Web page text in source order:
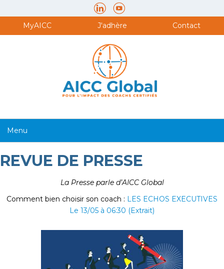
MyAICC J'adhère Contact
REVUE DE PRESSE
La Presse parle d’AICC Global
Comment bien choisir son coach : LES ECHOS EXECUTIVES
Le 13/05 à 06:30 (Extrait)